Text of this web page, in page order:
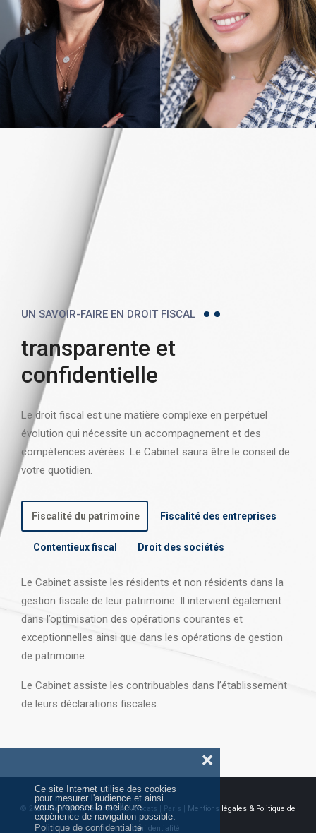
Ce site Internet utilise des cookies
pour mesurer l'audience et ainsi
vous proposer la meilleure
expérience de navigation possible.
Politique de confidentialité
❌
UN SAVOIR-FAIRE EN DROIT FISCAL
transparente et
confidentielle
Le droit fiscal est une matière complexe en perpétuel
évolution qui nécessite un accompagnement et des
compétences avérées. Le Cabinet saura être le conseil de
votre quotidien.
Fiscalité du patrimoine Fiscalité des entreprises
Contentieux fiscal Droit des sociétés
Le Cabinet assiste les résidents et non résidents dans la
gestion fiscale de leur patrimoine. Il intervient également
dans l’optimisation des opérations courantes et
exceptionnelles ainsi que dans les opérations de gestion
de patrimoine.
Le Cabinet assiste les contribuables dans l’établissement
de leurs déclarations fiscales.
© 2026 Tous droits réservés AJ Avocats | Paris | Mentions légales & Politique de
confidentialité |